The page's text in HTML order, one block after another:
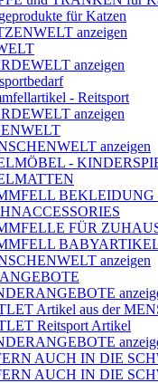
für Katzen
anzeigen
anzeigen
- Reitsport
anzeigen
anzeigen
-
BEKLEIDUNG
FÜR
anzeigen
Artikel aus der
Reitsport Artikel
AUCH IN DIE
AUCH IN DIE